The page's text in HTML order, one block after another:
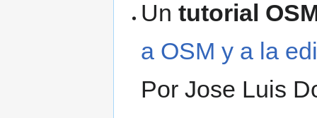
Untutorial
a OSM y a la
Por Jose Luis